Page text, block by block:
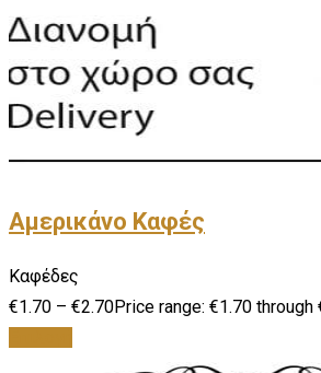
Αμερικάνο Καφές
Καφέδες
€1.70 – €2.70Price range: €1.70 through